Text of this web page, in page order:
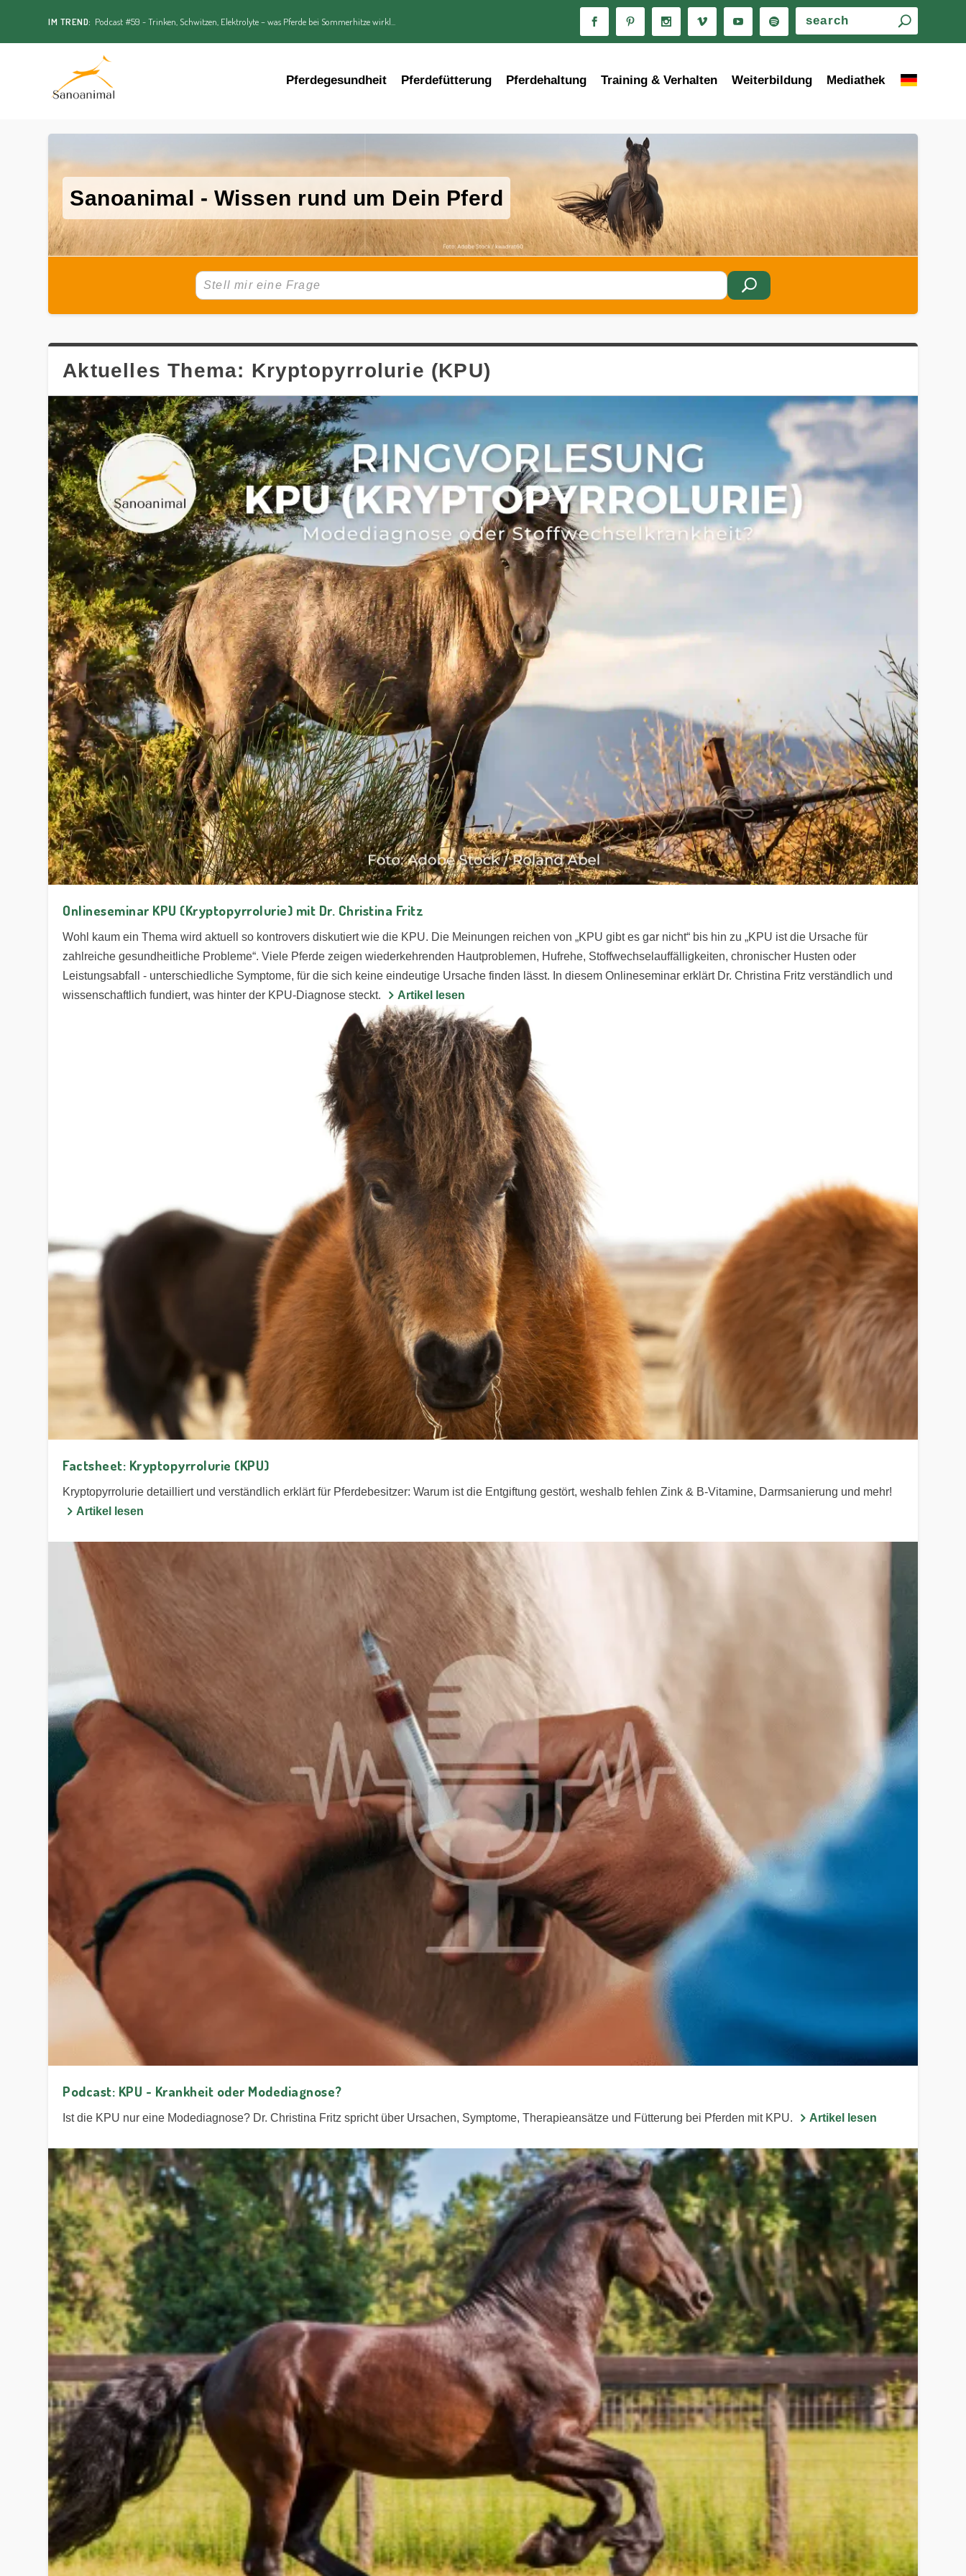
IM TREND: Podcast #59 - Trinken, Schwitzen, Elektrolyte – was Pferde bei Sommerhitze wirkl...
Pferdegesundheit Pferdefütterung Pferdehaltung Training & Verhalten Weiterbildung Mediathek

Sanoanimal - Wissen rund um Dein Pferd
Aktuelles Thema: Kryptopyrrolurie (KPU)
Onlineseminar KPU (Kryptopyrrolurie) mit Dr. Christina Fritz
Wohl kaum ein Thema wird aktuell so kontrovers diskutiert wie die KPU. Die Meinungen reichen von „KPU gibt es gar nicht“ bis hin zu „KPU ist die Ursache für
zahlreiche gesundheitliche Probleme“. Viele Pferde zeigen wiederkehrenden Hautproblemen, Hufrehe, Stoffwechselauffälligkeiten, chronischer Husten oder
Leistungsabfall - unterschiedliche Symptome, für die sich keine eindeutige Ursache finden lässt. In diesem Onlineseminar erklärt Dr. Christina Fritz verständlich und
wissenschaftlich fundiert, was hinter der KPU-Diagnose steckt.
Artikel lesen
Factsheet: Kryptopyrrolurie (KPU)
Kryptopyrrolurie detailliert und verständlich erklärt für Pferdebesitzer: Warum ist die Entgiftung gestört, weshalb fehlen Zink & B-Vitamine, Darmsanierung und mehr!
Artikel lesen
Podcast: KPU - Krankheit oder Modediagnose?
Ist die KPU nur eine Modediagnose? Dr. Christina Fritz spricht über Ursachen, Symptome, Therapieansätze und Fütterung bei Pferden mit KPU. Artikel lesen